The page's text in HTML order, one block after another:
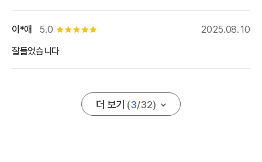
5.0 별점 5개
이*애
2025.08.10
잘들었습니다
더 보기 (3/32)